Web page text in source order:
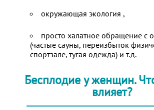
окружающая экология ,
просто халатное обращение с
(частые сауны, переизбыток
спортзале, тугая одежда) и т.д.
Бесплодие у женщин.
влияет?